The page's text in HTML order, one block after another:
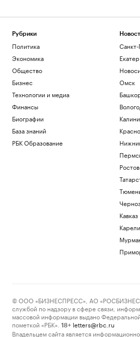
Рубрики
Политика
Экономика
Общество
Бизнес
Технологии и медиа
Финансы
Биографии
База знаний
РБК Образование
Омск
Кавказ
© ООО «БИЗНЕСПРЕСС», АО
службой по надзору в сфере связи,
массовой информации выдано
пометкой «РБК».
18+ letters@rbc.ru
Владельцем сайта является